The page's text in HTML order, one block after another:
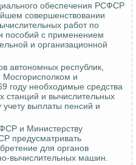
обеспечения РСФСР
совершенствовании
работ по
пособий с применением
и организационной
автономных республик,
и
году необходимые средства
станций и вычислительных
выплаты пенсий и
и Министерству
предусматривать
для органов
вычислительных машин.